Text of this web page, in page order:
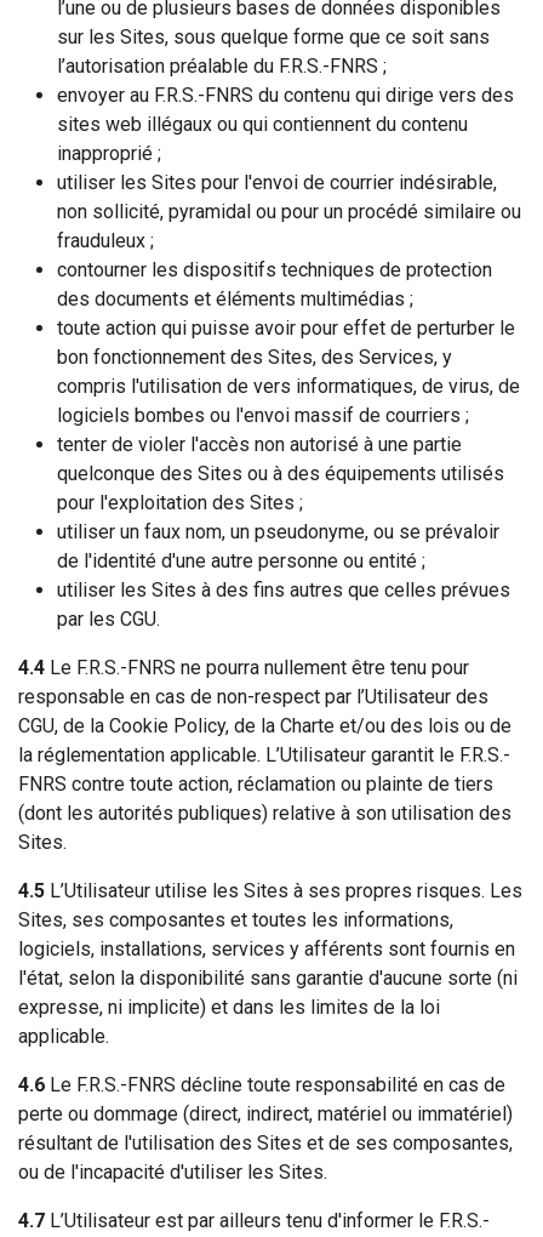
l’une ou de plusieurs bases de données disponibles
sur les Sites, sous quelque forme que ce soit sans
l’autorisation préalable du F.R.S.-FNRS ;
envoyer au F.R.S.-FNRS du contenu qui dirige vers des
sites web illégaux ou qui contiennent du contenu
inapproprié ;
utiliser les Sites pour l'envoi de courrier indésirable,
non sollicité, pyramidal ou pour un procédé similaire ou
frauduleux ;
contourner les dispositifs techniques de protection
des documents et éléments multimédias ;
toute action qui puisse avoir pour effet de perturber le
bon fonctionnement des Sites, des Services, y
compris l'utilisation de vers informatiques, de virus, de
logiciels bombes ou l'envoi massif de courriers ;
tenter de violer l'accès non autorisé à une partie
quelconque des Sites ou à des équipements utilisés
pour l'exploitation des Sites ;
utiliser un faux nom, un pseudonyme, ou se prévaloir
de l'identité d'une autre personne ou entité ;
utiliser les Sites à des fins autres que celles prévues
par les CGU.
4.4 Le F.R.S.-FNRS ne pourra nullement être tenu pour
responsable en cas de non-respect par l’Utilisateur des
CGU, de la Cookie Policy, de la Charte et/ou des lois ou de
la réglementation applicable. L’Utilisateur garantit le F.R.S.-
FNRS contre toute action, réclamation ou plainte de tiers
(dont les autorités publiques) relative à son utilisation des
Sites.
4.5 L’Utilisateur utilise les Sites à ses propres risques. Les
Sites, ses composantes et toutes les informations,
logiciels, installations, services y afférents sont fournis en
l'état, selon la disponibilité sans garantie d'aucune sorte (ni
expresse, ni implicite) et dans les limites de la loi
applicable.
4.6 Le F.R.S.-FNRS décline toute responsabilité en cas de
perte ou dommage (direct, indirect, matériel ou immatériel)
résultant de l'utilisation des Sites et de ses composantes,
ou de l'incapacité d'utiliser les Sites.
4.7 L’Utilisateur est par ailleurs tenu d'informer le F.R.S.-